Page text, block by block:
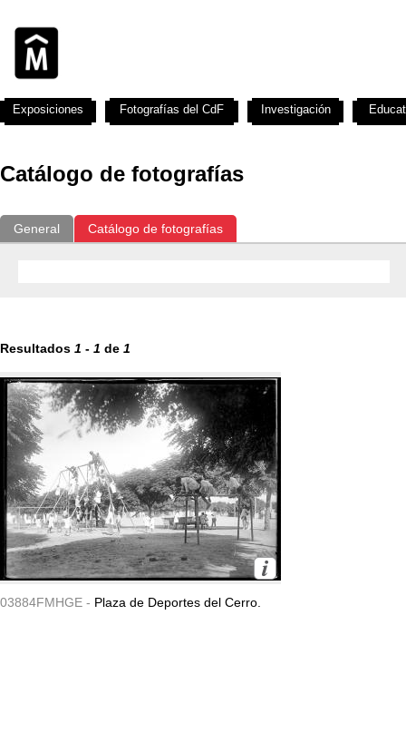
Catálogo de fotografías
General Catálogo de fotografías
Resultados 1 - 1 de 1
03884FMHGE - Plaza de Deportes del Cerro.
Exposiciones Fotografías del CdF Investigación